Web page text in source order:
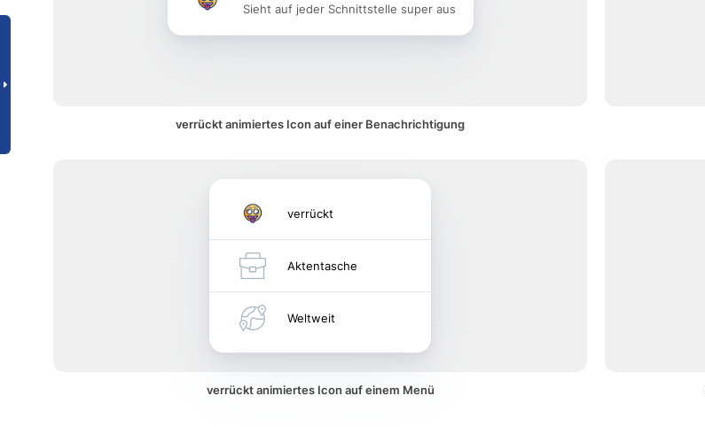
Sieht auf jeder Schnittstelle super aus
verrückt animiertes Icon auf einer Benachrichtigung
verrückt
Aktentasche
Weltweit
verrückt animiertes Icon auf einem Menü